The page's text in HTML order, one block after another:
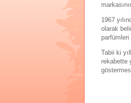
1967
olarak
parfümleri
Tabii ki
rekabette